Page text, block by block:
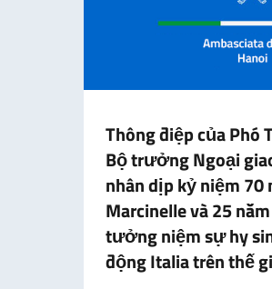
Thông điệp của
Bộ trưởng Ngoại
nhân dịp kỷ niệm 70
Marcinelle và 25
tưởng niệm sự hy
động Italia trên thế